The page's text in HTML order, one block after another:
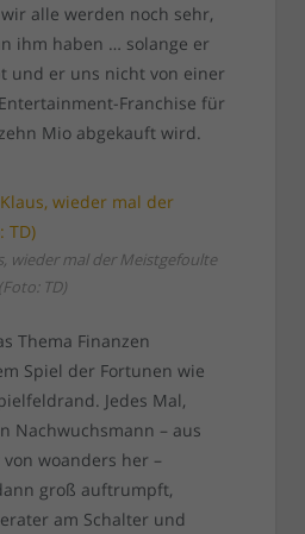
alle werden noch sehr,
ihm haben … solange er
und er uns nicht von einer
Franchise für
Mio abgekauft wird.
wieder mal der Meistgefoulte
(Foto: TD)
Thema Finanzen
Spiel der Fortunen wie
Jedes Mal,
Nachwuchsmann – aus
woanders her –
groß auftrumpft,
am Schalter und